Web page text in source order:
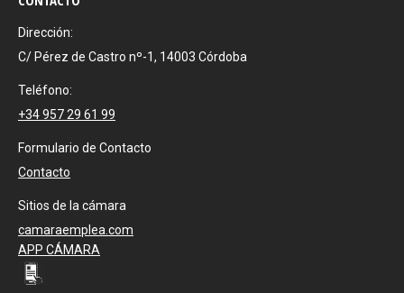
Dirección:
C/ Pérez de Castro nº-1, 14003 Córdoba
Teléfono:
+34 957 29 61 99
Formulario de Contacto
Contacto
Sitios de la cámara
camaraemplea.com
APP CÁMARA